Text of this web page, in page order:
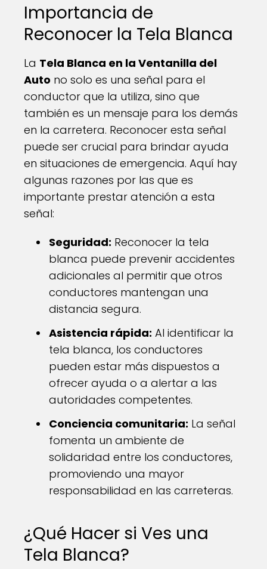
Importancia de
Reconocer la Tela Blanca
La Tela Blanca en la Ventanilla del
Auto no solo es una señal para el
conductor que la utiliza, sino que
también es un mensaje para los demás
en la carretera. Reconocer esta señal
puede ser crucial para brindar ayuda
en situaciones de emergencia. Aquí hay
algunas razones por las que es
importante prestar atención a esta
señal:
Seguridad: Reconocer la tela
blanca puede prevenir accidentes
adicionales al permitir que otros
conductores mantengan una
distancia segura.
Asistencia rápida: Al identificar la
tela blanca, los conductores
pueden estar más dispuestos a
ofrecer ayuda o a alertar a las
autoridades competentes.
Conciencia comunitaria: La señal
fomenta un ambiente de
solidaridad entre los conductores,
promoviendo una mayor
responsabilidad en las carreteras.
¿Qué Hacer si Ves una
Tela Blanca?